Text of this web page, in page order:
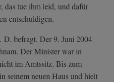
das tue ihm leid, und dafür
entschuldigen.
D. befragt. Der 9. Juni 2004
Der Minister war in
im Amtssitz. Bis zum
seinem neuen Haus und hielt